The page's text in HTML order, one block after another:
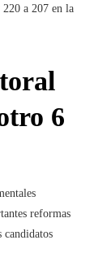
a 207 en la
6
reformas
candidatos